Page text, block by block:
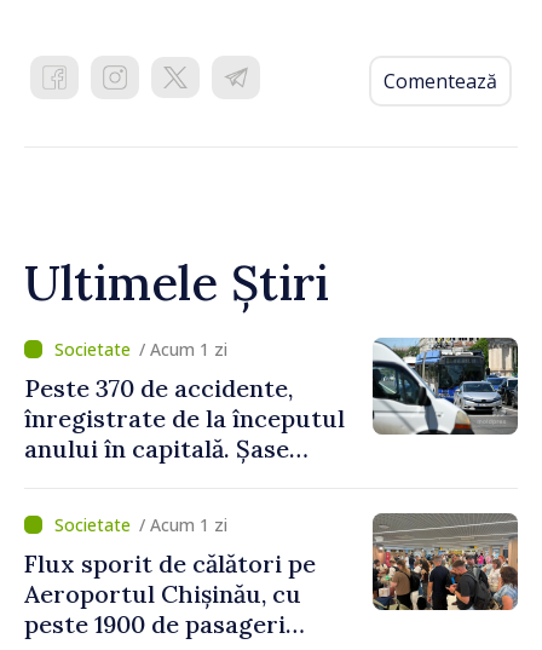
Comentează
Ultimele Știri
/ Acum 1 zi
Peste 370 de accidente,
înregistrate de la începutul
anului în capitală. Șase
/ Acum 1 zi
Flux sporit de călători pe
Aeroportul Chișinău, cu
peste 1900 de pasageri